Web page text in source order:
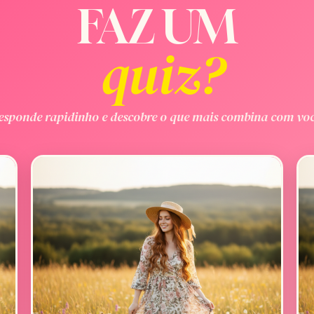
FAZ UM
quiz?
rapidinho e descobre o que mais combina com